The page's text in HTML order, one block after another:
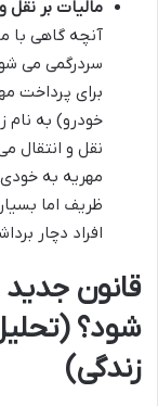
مالیات بر نقل
آنچه گاهی با
سردرگمی می
برای پرداخت
خودرو) به نام
نقل و انتقال
مهریه به
ظریف اما
افراد دچار
قانون
شود؟
زندگی)